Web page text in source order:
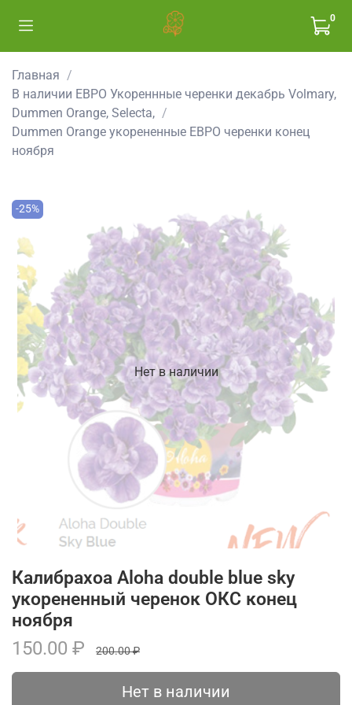
0
Главная
В наличии ЕВРО Укореннные черенки декабрь Volmary,
Dummen Orange, Selecta,
Dummen Orange укорененные ЕВРО черенки конец
ноября
Нет в наличии
-25%
Калибрахоа Aloha double blue sky
укорененный черенок ОКС конец
ноября
150.00 ₽ 200.00 ₽
Нет в наличии